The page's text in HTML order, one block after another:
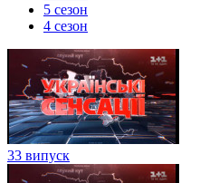
5 сезон
4 сезон
33 випуск